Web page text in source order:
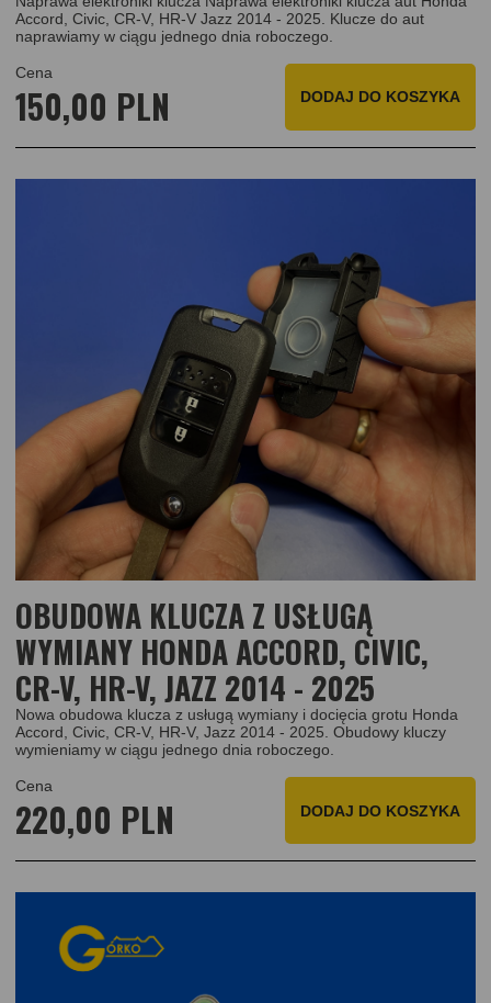
Accord, Civic, CR-V, HR-V Jazz 2014 - 2025. Klucze do aut
naprawiamy w ciągu jednego dnia roboczego.
Cena
150,00 PLN DODAJ DO KOSZYKA
OBUDOWA KLUCZA Z USŁUGĄ
WYMIANY HONDA ACCORD, CIVIC,
CR-V, HR-V, JAZZ 2014 - 2025
Nowa obudowa klucza z usługą wymiany i docięcia grotu Honda
Accord, Civic, CR-V, HR-V, Jazz 2014 - 2025. Obudowy kluczy
wymieniamy w ciągu jednego dnia roboczego.
Cena
220,00 PLN DODAJ DO KOSZYKA